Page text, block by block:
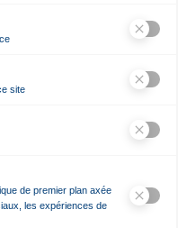

site
de premier plan axée
les expériences de